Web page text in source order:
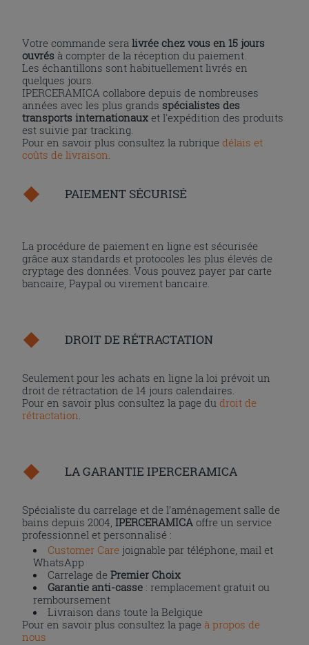
Votre commande seralivrée chez vous en 15 jours
ouvrés à compter de la réception du paiement.
Les échantillons sont habituellement livrés en
quelques jours.
IPERCERAMICA collabore depuis de nombreuses
années avec les plus grands spécialistes des
transports internationaux et l'expédition des produits
est suivie par tracking.
Pour en savoir plus consultez la rubriquedélais et
coûts de livraison.
PAIEMENT SÉCURISÉ
La procédure de paiement en ligne est sécurisée
grâce aux standards et protocoles les plus élevés de
cryptage des données. Vous pouvez payer par carte
bancaire, Paypal ou virement bancaire.
DROIT DE RÉTRACTATION
Seulement pour les achats en ligne la loi prévoit un
droit de rétractation de 14 jours calendaires.
Pour en savoir plus consultez la page dudroit de
rétractation.
LA GARANTIE IPERCERAMICA
Spécialiste du carrelage et de l’aménagement salle de
bains depuis 2004,IPERCERAMICA offre un service
professionnel et personnalisé :
Customer Care joignable par téléphone, mail et
WhatsApp
Carrelage dePremier Choix
Garantie anti-casse : remplacement gratuit ou
remboursement
Livraison dans toute la Belgique
Pour en savoir plus consultez la page à propos de
nous